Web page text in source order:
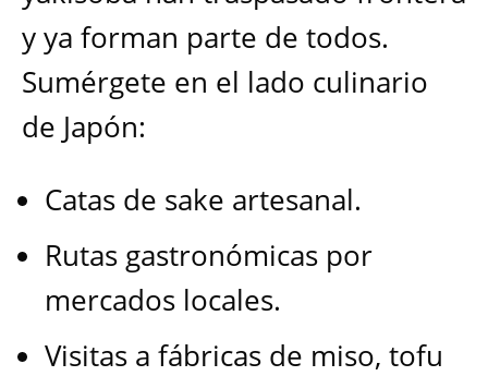
y ya forman parte de todos.
Sumérgete en el lado culinario
de Japón:
Catas de sake artesanal.
Rutas gastronómicas por
mercados locales.
Visitas a fábricas de miso, tofu